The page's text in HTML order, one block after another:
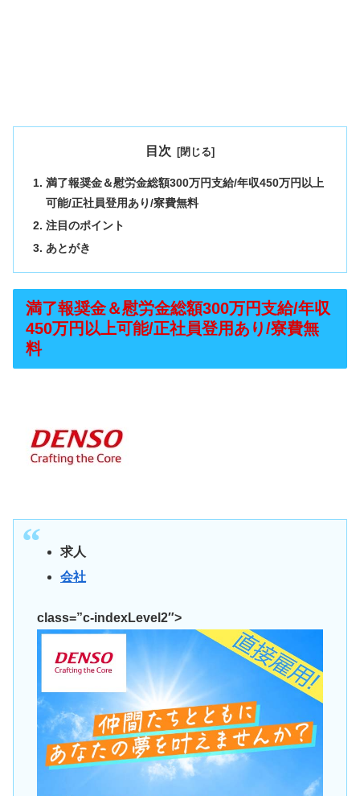
目次
満了報奨金＆慰労金総額300万円支給/年収450万円以上
可能/正社員登用あり/寮費無料
注目のポイント
あとがき
満了報奨金＆慰労金総額300万円支給/年収
450万円以上可能/正社員登用あり/寮費無
料
求人
会社
class=”c-indexLevel2″>